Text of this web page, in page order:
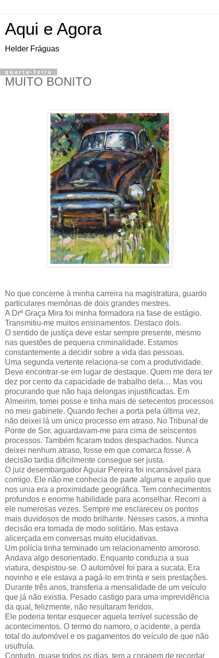
Aqui e Agora
Helder Fráguas
quarta-feira
MUITO BONITO
No que concerne à minha carreira na magistratura, guardo
particulares memórias de dois grandes mestres.
A Drª Graça Mira foi minha formadora na fase de estágio.
Transmitiu-me muitos ensinamentos. Destaco dois.
O sentido de justiça deve estar sempre presente, mesmo
nas questões de pequena criminalidade. Estamos
constantemente a decidir sobre a vida das pessoas.
Uma segunda vertente relaciona-se com a produtividade.
Deve encontrar-se em lugar de destaque. Quem me dera ter
dez por cento da capacidade de trabalho dela… Mas vou
procurando que não haja delongas injustificadas. Em
Almeirim, tomei posse e tinha mais de setecentos processos
no meu gabinete. Quando fechei a porta pela última vez,
não deixei lá um único processo em atraso. No Tribunal de
Ponte de Sor, aguardavam-me para cima de seiscentos
processos. Também ficaram todos despachados. Nunca
deixei nenhum atraso, fosse em que comarca fosse. A
decisão tardia dificilmente consegue ser justa.
O juiz desembargador Aguiar Pereira foi incansável para
comigo. Ele não me conhecia de parte alguma e aquilo que
nos unia era a proximidade geográfica. Tem conhecimentos
profundos e enorme habilidade para aconselhar. Recorri a
ele numerosas vezes. Sempre me esclareceu os pontos
mais duvidosos de modo brilhante. Nesses casos, a minha
decisão era tomada de modo solitário. Mas estava
alicerçada em conversas muito elucidativas.
Um polícia tinha terminado um relacionamento amoroso.
Andava algo desorientado. Enquanto conduzia a sua
viatura, despistou-se. O automóvel foi para a sucata. Era
novinho e ele estava a pagá-lo em trinta e seis prestações.
Durante três anos, transferia a mensalidade de um veículo
que já não existia. Pesado castigo para uma imprevidência
da qual, felizmente, não resultaram feridos.
Ele poderia tentar esquecer aquela terrível sucessão de
acontecimentos. O termo do namoro, o acidente, a perda
total do automóvel e os pagamentos do veículo de que não
usufruía.
Contudo, quase todos os dias, tem a coragem de recordar